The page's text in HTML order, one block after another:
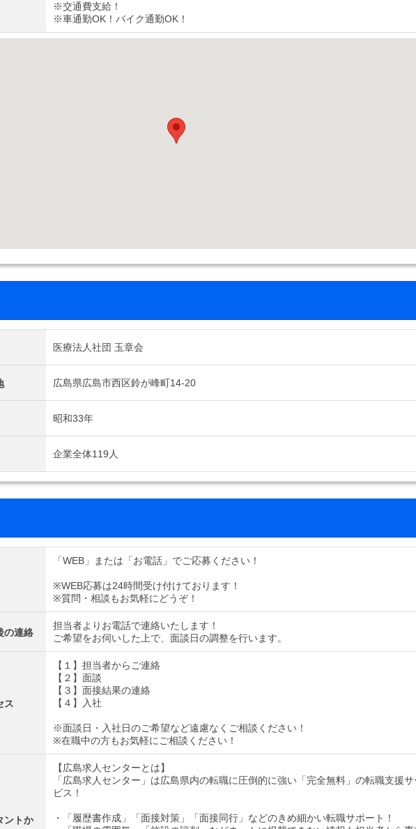
※交通費支給！
※車通勤OK！バイク通勤OK！
医療法人社団 玉章会
広島県広島市西区鈴が峰町14-20
昭和33年
企業全体119人
「WEB」または「お電話」でご応募ください！
※WEB応募は24時間受け付けております！
※質問・相談もお気軽にどうぞ！
の連絡
担当者よりお電話で連絡いたします！
ご希望をお伺いした上で、面談日の調整を行います。
ス
【１】担当者からご連絡
【２】面談
【３】面接結果の連絡
【４】入社
※面談日・入社日のご希望など遠慮なくご相談ください！
※在職中の方もお気軽にご相談ください！
ントか
【広島求人センターとは】
「広島求人センター」は広島県内の転職に圧倒的に強い「完全無料」の転職支援サ
ビス！
・「履歴書作成」「面接対策」「面接同行」などのきめ細かい転職サポート！